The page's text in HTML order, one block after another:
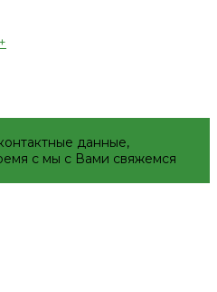
+
данные,
с мы с Вами свяжемся